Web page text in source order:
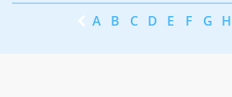
A B C D E F G H